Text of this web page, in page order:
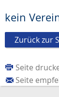
kein
Zurück zur
Seite
Seite